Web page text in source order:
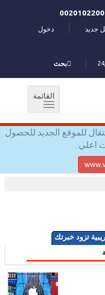
جديد دخول
بحث
القائمة
Toggle
للموقع الجديد للحصول
اعلي
تزود خبرتك